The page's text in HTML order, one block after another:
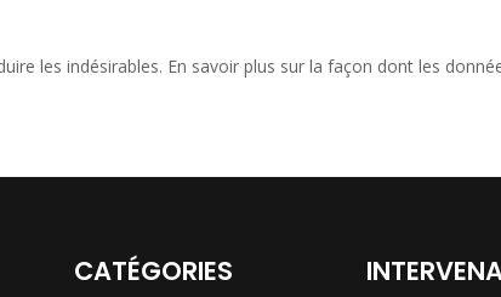
les indésirables. En savoir plus sur la façon dont les
CATÉGORIES